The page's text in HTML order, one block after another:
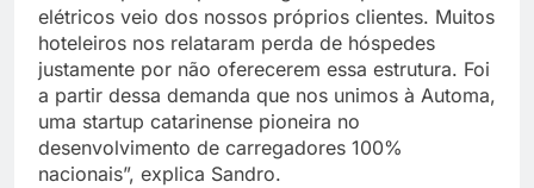
elétricos veio dos nossos próprios clientes. Muitos
hoteleiros nos relataram perda de hóspedes
justamente por não oferecerem essa estrutura. Foi
a partir dessa demanda que nos unimos à Automa,
uma startup catarinense pioneira no
desenvolvimento de carregadores 100%
nacionais”, explica Sandro.